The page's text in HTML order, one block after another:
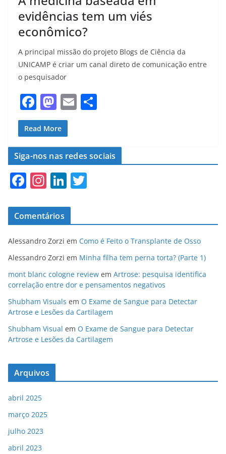
evidências tem um viés
econômico?
A principal missão do projeto Blogs de Ciência da
UNICAMP é criar um canal direto de comunicação entre
o pesquisador
F
a
c
e
b
o
k
M
a
st
o
d
o
E
l e
Read More
Siga-nos nas redes sociais
F
c
e
b
o
o
k
In
a
gr
a
m
Li
k
e
dI
n
er
Comentários
Alessandro Zorzi em Como é Feito o Transplante de Osso
Alessandro Zorzi em Minha filha tem perna torta? (Parte 1)
mont blanc cologne review em Artrose: pesquisa identifica
correlação entre dor e pensamentos negativos
Shubham Visuals em O Exame de Sangue para Detectar
Artrose e Lesões da Cartilagem
Shubham Visual em O Exame de Sangue para Detectar
Artrose e Lesões da Cartilagem
Arquivos
abril 2025
março 2025
julho 2023
abril 2023